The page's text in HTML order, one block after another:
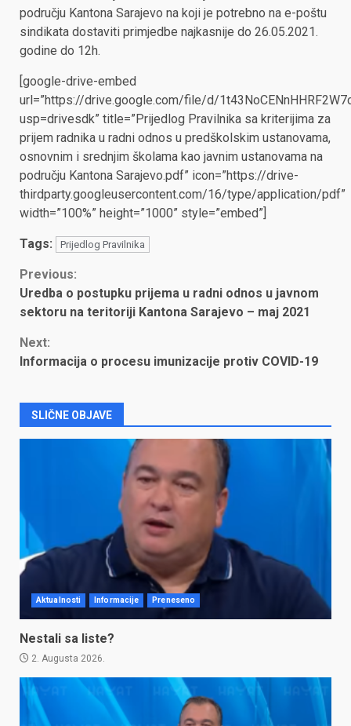
području Kantona Sarajevo na koji je potrebno na e-poštu
sindikata dostaviti primjedbe najkasnije do 26.05.2021.
godine do 12h.
[google-drive-embed
url=”https://drive.google.com/file/d/
usp=drivesdk” title=”Prijedlog Pravilnika sa kriterijima za
prijem radnika u radni odnos u predškolskim ustanovama,
osnovnim i srednjim školama kao javnim ustanovama na
području Kantona Sarajevo.pdf” icon=”https://drive-
thirdparty.googleusercontent.com/16/type/application/pdf”
width=”100%” height=”1000” style=”embed”]
Tags: Prijedlog Pravilnika
Continue
Reading
Previous:
Uredba o postupku prijema u radni odnos u javnom
sektoru na teritoriji Kantona Sarajevo – maj 2021
Next:
Informacija o procesu imunizacije protiv COVID-19
SLIČNE OBJAVE
Aktualnosti Informacije Preneseno
Nestali sa liste?
2. Augusta 2026.